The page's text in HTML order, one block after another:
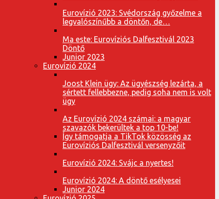
Eurovízió 2023: Svédország győzelme a
legvalószínűbb a döntőn, de…
Ma este: Eurovíziós Dalfesztivál 2023
Döntő
Junior 2023
Eurovízió 2024
Joost Klein ügy: Az ügyészség lezárta, a
sértett fellebbezne, pedig soha nem is volt
ügy
Az Eurovízió 2024 számai: a magyar
szavazók bekerültek a top 10-be!
Így támogatja a TikTok közösség az
Eurovíziós Dalfesztivál versenyzőit
Eurovízió 2024: Svájc a nyertes!
Eurovízió 2024: A döntő esélyesei
Junior 2024